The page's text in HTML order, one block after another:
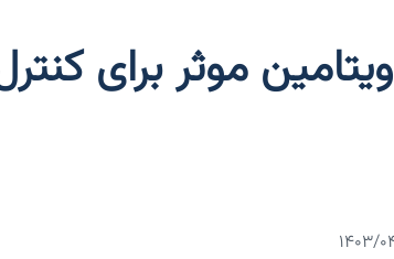
معرفی ۴ ویتامین موثر